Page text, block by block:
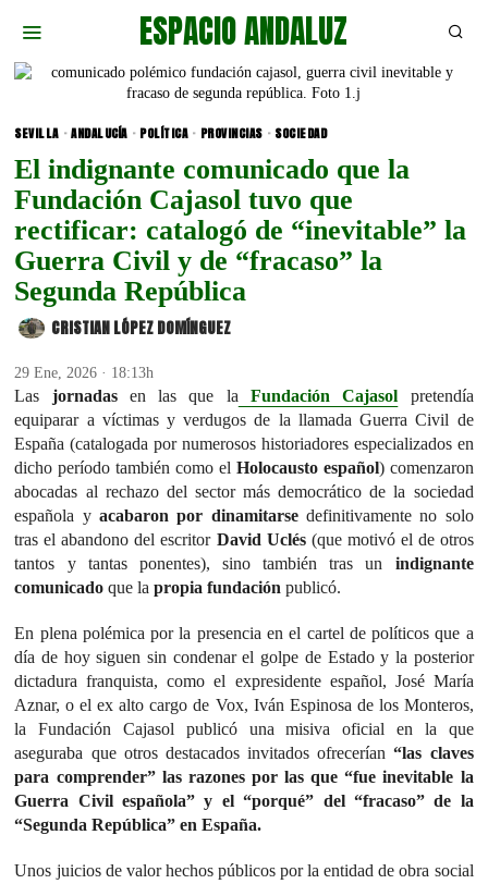
ESPACIO ANDALUZ
SEVILLA · ANDALUCÍA · POLÍTICA · PROVINCIAS · SOCIEDAD
El indignante comunicado que la
Fundación Cajasol tuvo que
rectificar: catalogó de “inevitable” la
Guerra Civil y de “fracaso” la
Segunda República
CRISTIAN LÓPEZ DOMÍNGUEZ
29 Ene, 2026 · 18:13h
Las jornadasen las que la Fundación Cajasol pretendía
equiparar a víctimas y verdugos de la llamada Guerra Civil de
España (catalogada por numerosos historiadores especializados en
dicho período también como el Holocausto español) comenzaron
abocadas al rechazo del sector más democrático de la sociedad
española yacabaron por dinamitarsedefinitivamente no solo
tras el abandono del escritor David Uclés (que motivó el de otros
tantos y tantas ponentes), sino también tras un indignante
comunicado que la propia fundación publicó.
En plena polémica por la presencia en el cartel de políticos que a
día de hoy siguen sin condenar el golpe de Estado y la posterior
dictadura franquista, como el expresidente español, José María
Aznar, o el ex alto cargo de Vox, Iván Espinosa de los Monteros,
la Fundación Cajasol publicó una misiva oficial en la que
aseguraba que otros destacados invitados ofrecerían“las claves
para comprender” las razones por las que “fue inevitable la
Guerra Civil española” y el “porqué” del “fracaso” de la
“Segunda República” en España.
Unos juicios de valor hechos públicos por la entidad de obra social